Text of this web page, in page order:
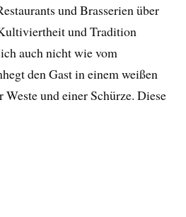
und Brasserien über
und Tradition
auch nicht wie vom
den Gast in einem weißen
und einer Schürze. Diese